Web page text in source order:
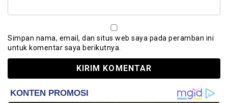
Simpan nama, email, dan situs web saya pada peramban ini
untuk komentar saya berikutnya.